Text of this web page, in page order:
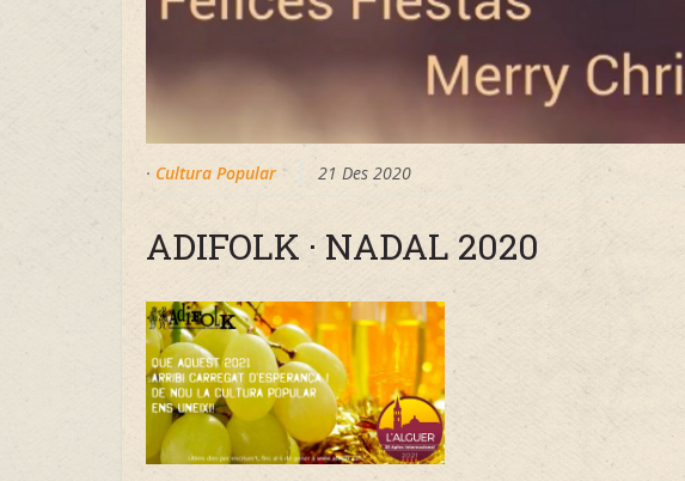
· Cultura Popular 21 Des 2020
ADIFOLK · NADAL 2020